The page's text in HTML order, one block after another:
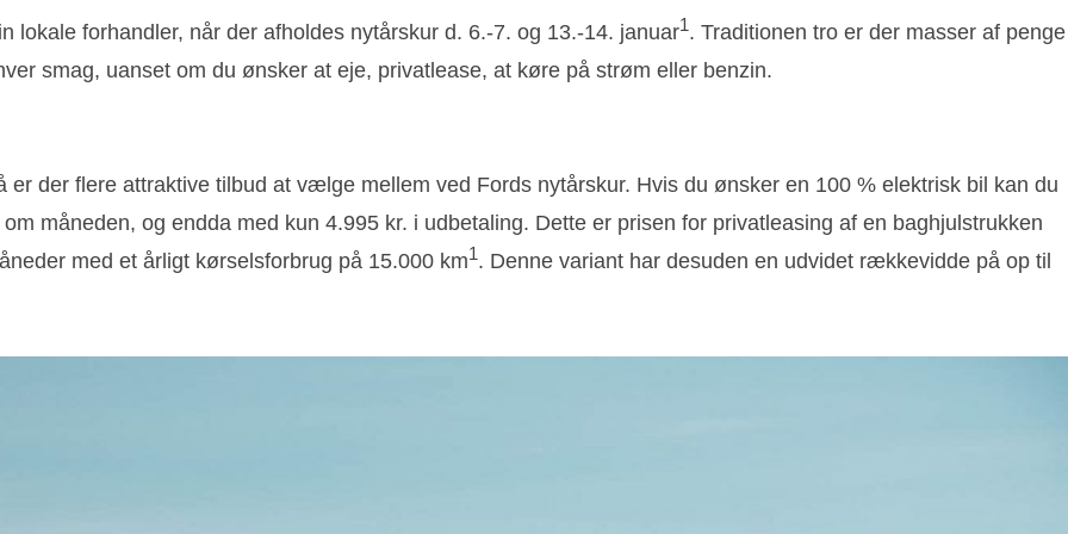
lokale forhandler, når der afholdes nytårskur d. 6.-7. og 13.-14. januar1. Traditionen tro er der masser af penge
smag, uanset om du ønsker at eje, privatlease, at køre på strøm eller benzin.
der flere attraktive tilbud at vælge mellem ved Fords nytårskur. Hvis du ønsker en 100 % elektrisk bil kan du
måneden, og endda med kun 4.995 kr. i udbetaling. Dette er prisen for privatleasing af en baghjulstrukken
med et årligt kørselsforbrug på 15.000 km1. Denne variant har desuden en udvidet rækkevidde på op til